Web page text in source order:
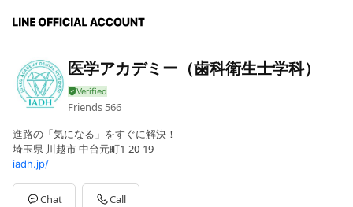
医学アカデミー（歯科衛生士学科）
Friends 566
進路の「気になる」をすぐに解決！
埼玉県 川越市 中台元町1-20-19
iadh.jp/
Chat Call